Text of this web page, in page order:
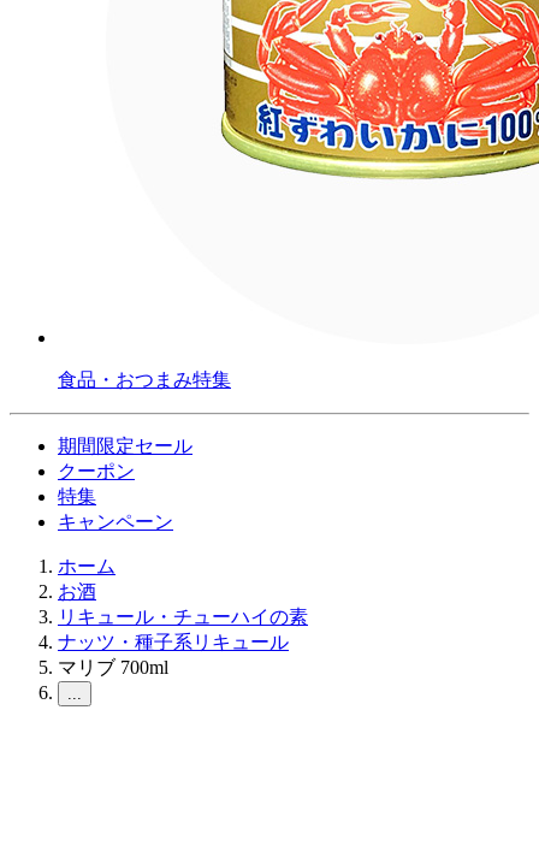
食品・おつまみ特集
期間限定セール
クーポン
特集
キャンペーン
ホーム
お酒
リキュール・チューハイの素
ナッツ・種子系リキュール
マリブ 700ml
...